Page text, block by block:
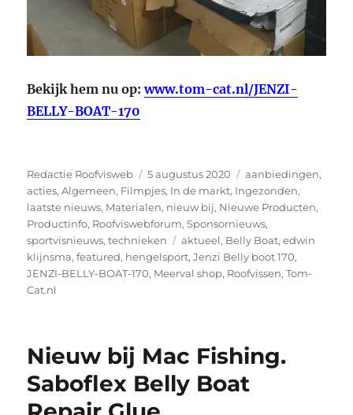
Bekijk hem nu op:www.tom-cat.nl/JENZI-
BELLY-BOAT-170
Auteur
Redactie Roofvisweb
Geplaatst
op
5 augustus 2020 Categorieën
aanbiedingen,
acties,Algemeen, Filmpjes, In de markt, Ingezonden,
laatste nieuws, Materialen, nieuw bij, Nieuwe Producten,
Productinfo, Roofviswebforum,Sponsornieuws,
sportvisnieuws,technieken Tags
aktueel, Belly Boat,edwin
klijnsma,featured, hengelsport,Jenzi Belly boot 170,
JENZI-BELLY-BOAT-170, Meerval shop, Roofvissen,Tom-
Cat.nl
Nieuw bij Mac Fishing.
Saboflex Belly Boat